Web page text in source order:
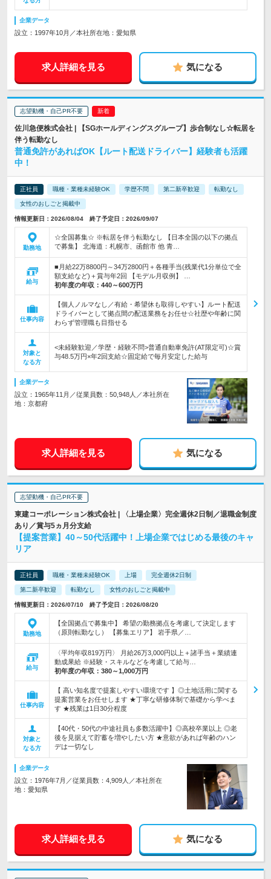
企業データ
設立：1997年10月／本社所在地：愛知県
求人詳細を見る 気になる
志望動機・自己PR不要
佐川急便株式会社 | 【SGホールディングスグループ】歩合制なし☆転居を
伴う転勤なし
普通免許があればOK【ルート配送ドライバー】経験者も活躍
中！
正社員 職種・業種未経験OK 学歴不問 第二新卒歓迎 転勤なし
女性のおしごと掲載中
情報更新日：2026/08/04 終了予定日：2026/09/07
勤務地
☆全国募集☆ ※転居を伴う転勤なし 【日本全国の以下の拠点
で募集】 北海道：札幌市、函館市 他 青…
給与
■月給22万8800円～34万2800円＋各種手当(残業代1分単位で全
額支給など)＋賞与年2回 【モデル月収例】 …
初年度の年収： 440～600万円
仕事内容
【個人ノルマなし／有給・希望休も取得しやすい】ルート配送
ドライバーとして拠点間の配送業務をお任せ☆社歴や年齢に関
わらず管理職も目指せる
対象と
なる方
<未経験歓迎／学歴・経験不問>普通自動車免許(AT限定可)☆賞
与48.5万円×年2回支給☆固定給で毎月安定した給与
企業データ
設立：1965年11月／従業員数：50,948人／本社所在
地：京都府
求人詳細を見る 気になる
志望動機・自己PR不要
東建コーポレーション株式会社 | 〈上場企業〉完全週休2日制／退職金制度
あり／賞与5ヵ月分支給
【提案営業】40～50代活躍中！上場企業ではじめる最後のキャ
リア
正社員 職種・業種未経験OK 上場 完全週休2日制
第二新卒歓迎 転勤なし 女性のおしごと掲載中
情報更新日：2026/07/10 終了予定日：2026/08/20
勤務地
【全国拠点で募集中】 希望の勤務拠点を考慮して決定します
（原則転勤なし） 【募集エリア】 岩手県／…
給与
〈平均年収819万円〉 月給26万3,000円以上＋諸手当＋業績連
動成果給 ※経験・スキルなどを考慮して給与…
初年度の年収： 380～1,000万円
仕事内容
【 高い知名度で提案しやすい環境です 】◎土地活用に関する
提案営業をお任せします ★丁寧な研修体制で基礎から学べま
す ★残業は1日30分程度
対象と
なる方
【40代・50代の中途社員も多数活躍中】◎高校卒業以上 ◎老
後を見据えて貯蓄を増やしたい方 ★意欲があれば年齢のハン
デは一切なし
企業データ
設立：1976年7月／従業員数：4,909人／本社所在
地：愛知県
求人詳細を見る 気になる